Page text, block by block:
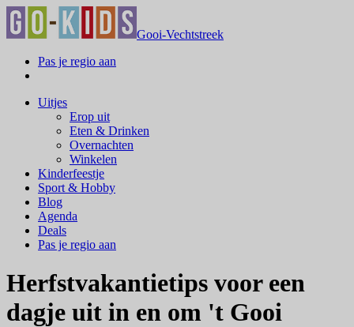
Gooi-Vechtstreek
Pas je regio aan
Uitjes
Erop uit
Eten & Drinken
Overnachten
Winkelen
Kinderfeestje
Sport & Hobby
Blog
Agenda
Deals
Pas je regio aan
Herfstvakantietips voor een
dagje uit in en om 't Gooi